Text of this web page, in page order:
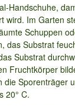
Handschuhe,
Im Garten
Schuppen
Substrat
Substrat
Fruchtkörper
20° C.